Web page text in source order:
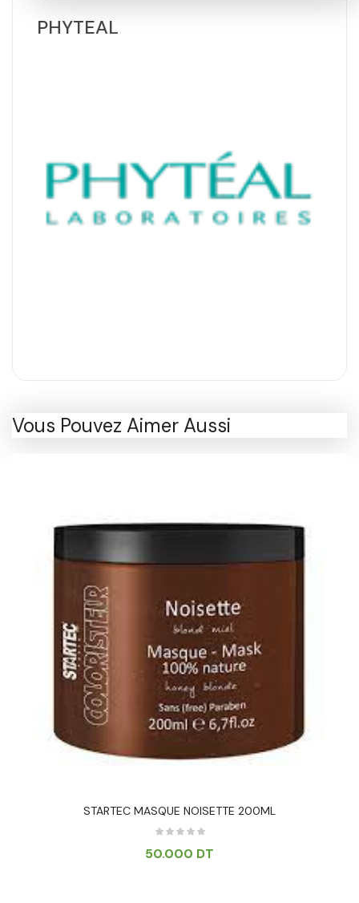
PHYTEAL
Vous Pouvez Aimer Aussi
STARTEC MASQUE NOISETTE 200ML
50.000 DT